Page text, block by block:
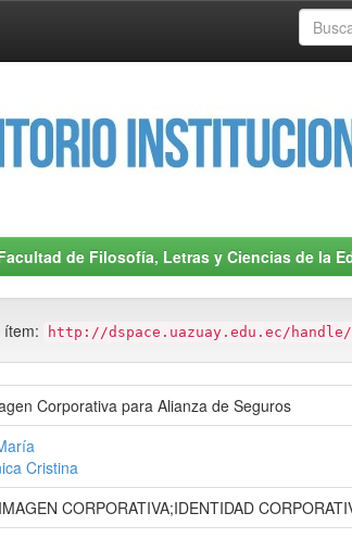
de Filosofía, Letras y Ciencias de la
ítem: http://dspace.uazuay.edu.ec/handle/
Corporativa para Alianza de Seguros
Cristina
CORPORATIVA;IDENTIDAD